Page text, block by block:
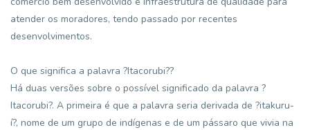
atender os moradores, tendo passado por recentes
desenvolvimentos.
O que significa a palavra ?Itacorubi??
Há duas versões sobre o possível significado da palavra ?
Itacorubi?. A primeira é que a palavra seria derivada de ?itakuru-
í?, nome de um grupo de indígenas e de um pássaro que vivia na